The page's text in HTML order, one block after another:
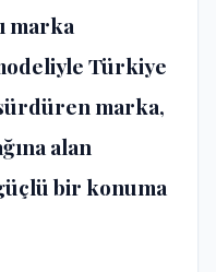
marka
Türkiye
marka,
alan
bir konuma